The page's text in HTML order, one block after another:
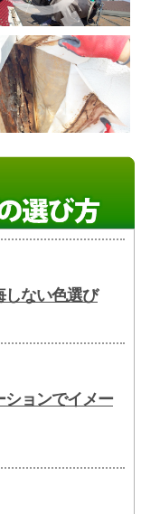
しない色選び
ションでイメー